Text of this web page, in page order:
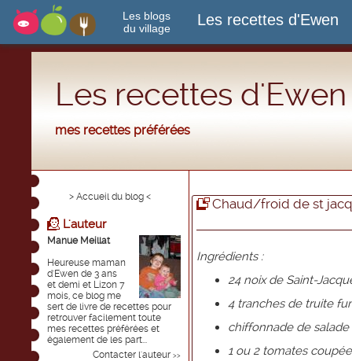
Les blogs
du village
Les recettes d'Ewen
Les recettes d'Ewen
mes recettes préférées
> Accueil du blog <
L'auteur
Manue Meillat
Heureuse maman
d'Ewen de 3 ans
et demi et Lizon 7
mois, ce blog me
sert de livre de recettes pour
retrouver facilement toute
mes recettes préférées et
également de les part...
Contacter l'auteur >>
Chaud/froid de st
Ingrédients :
24 noix de Saint-
4 tranches de truite
chiffonnade de salade
1 ou 2 tomates